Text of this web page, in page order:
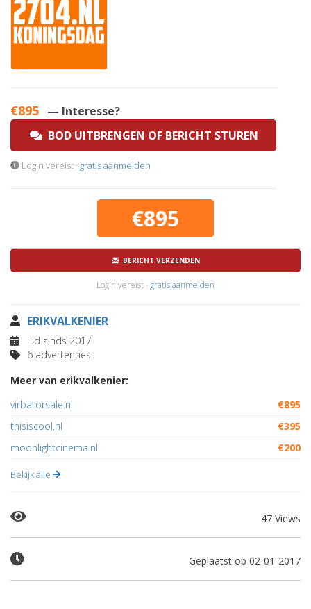
€895 — Interesse?
BOD UITBRENGEN OF BERICHT STUREN
Login vereist · gratis aanmelden
€895
BERICHT VERZENDEN
Login vereist · gratis aanmelden
ERIKVALKENIER
Lid sinds 2017
6 advertenties
Meer van erikvalkenier:
virbatorsale.nl
€895
thisiscool.nl
€395
moonlightcinema.nl
€200
Bekijk alle
47 Views
Geplaatst op 02-01-2017